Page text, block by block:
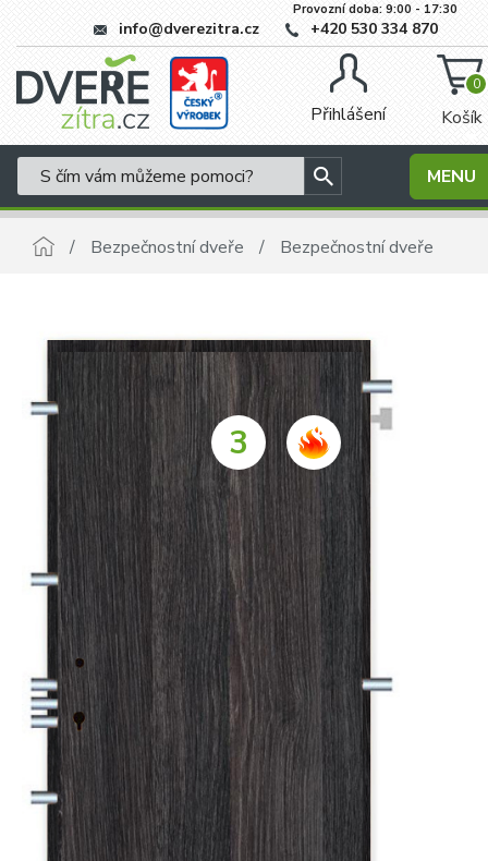
info@dverezitra.cz
Provozní doba: 9:00 - 17:30
+420 530 334 870
Přihlášení
0
Košík
MENU
Bezpečnostní dveře Bezpečnostní dveře
3